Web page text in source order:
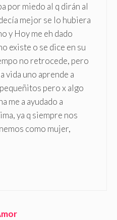
por miedo al q dirán al
mejor se lo hubiera
y Hoy me eh dado
existe o se dice en su
no retrocede, pero
vida uno aprende a
pero x algo
me a ayudado a
ya q siempre nos
como mujer,